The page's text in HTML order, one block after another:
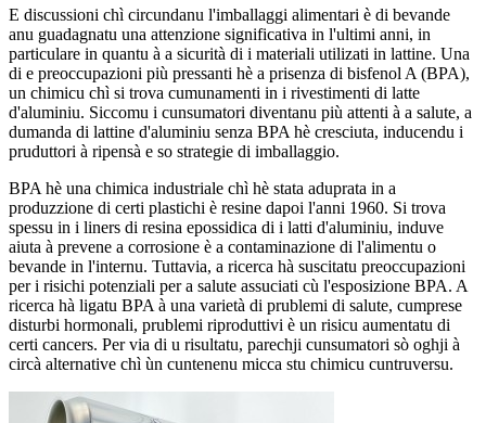
E discussioni chì circundanu l'imballaggi alimentari è di bevande
anu guadagnatu una attenzione significativa in l'ultimi anni, in
particulare in quantu à a sicurità di i materiali utilizati in lattine. Una
di e preoccupazioni più pressanti hè a prisenza di bisfenol A (BPA),
un chimicu chì si trova cumunamenti in i rivestimenti di latte
d'aluminiu. Siccomu i cunsumatori diventanu più attenti à a salute, a
dumanda di lattine d'aluminiu senza BPA hè cresciuta, inducendu i
pruduttori à ripensà e so strategie di imballaggio.
BPA hè una chimica industriale chì hè stata aduprata in a
produzzione di certi plastichi è resine dapoi l'anni 1960. Si trova
spessu in i liners di resina epossidica di i latti d'aluminiu, induve
aiuta à prevene a corrosione è a contaminazione di l'alimentu o
bevande in l'internu. Tuttavia, a ricerca hà suscitatu preoccupazioni
per i risichi potenziali per a salute assuciati cù l'esposizione BPA. A
ricerca hà ligatu BPA à una varietà di prublemi di salute, cumprese
disturbi hormonali, prublemi riproduttivi è un risicu aumentatu di
certi cancers. Per via di u risultatu, parechji cunsumatori sò oghji à
circà alternative chì ùn cuntenenu micca stu chimicu cuntruversu.